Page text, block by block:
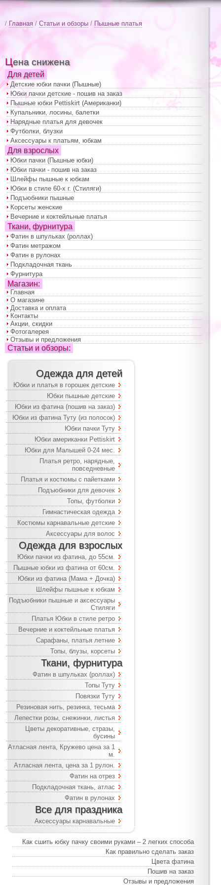
/Главная / Статьи и обзоры / Пышные платья
Цена снижена
Для детей
Детские юбки пачки (Пышные)
Юбки пачки детские - пошив на заказ
Пышные юбки Pettiskirt (Американки)
Купальники, лосины, балетки
Нарядные платья для девочек
Футболки, блузки
Аксессуары к платьям, юбкам
Для взрослых
Юбки пачки (Пышные юбки)
Юбки пачки - пошив на заказ
Шлейфы пышные к юбкам
Юбки в стиле 60-х г. (Стиляги)
Подъюбники пышные
Корсеты женские
Вечерние и коктейльные платья
Ткани, фурнитура
Фатин в шпульках (роллах)
Фатин метражом
Фатин в рулонах
Подкладочная ткань
Фурнитура
Магазин:
Главная
О магазине
Доставка и оплата
Контакты
Акции, скидки
Фотогалерея
Отзывы и предложения
Статьи и обзоры:
Одежда для детей
Юбки и платья в горошек детские
Юбки пышные детские
Юбки из фатина (пошив на заказ)
Юбки из фатина Туту (из полосок)
Юбки пачки Туту
Юбки американки Pettiskirt
Юбки для Малышей 0-24 мес.
Платья ретро, нарядные,
повседневные
Платья и костюмы с пайетками
Подъюбники для девочек
Топы, футболки
Гимнастическая одежда
Костюмы карнавальные детские
Аксессуары для волос
Одежда для взрослых
Юбки пачки из фатина, до 55см.
Пышные юбки из фатина от 60см.
Юбки из фатина (Мама + Дочка)
Шлейфы пышные к юбкам
Подъюбники пышные и аксессуары
Стиляги
Платья Юбки в стиле ретро
Вечерние и коктейльные платья
Сарафаны, платья летние
Топы, блузы, корсеты
Ткани, фурнитура
Фатин в шпульках (роллах)
Топы Туту
Повязки Туту
Резиновая нить, резинка, тесьма
Лепестки розы, снежинки, листья
Цветы декоративные, стразы,
бусины
Атласная лента, Кружево цена за 1
м.
Атласная лента, цена за 1 рулон.
Фатин на отрез
Подкладочная ткань, атлас
Фатин в рулонах
Все для праздника
Аксессуары карнавальные
Как сшить юбку пачку своими руками – 2 легких способа
Как правильно сделать заказ
Цвета фатина
Пошив на заказ
Отзывы и предложения